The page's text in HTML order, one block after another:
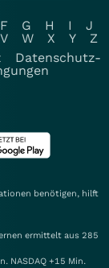
F G H I
J
V W X Y
Z
Datenschutz-
benötigen, hilft
ermittelt aus 285
NASDAQ +15 Min.